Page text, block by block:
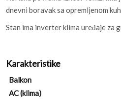
dnevni boravak sa opremljenom
Stan ima inverter klima uređaje za
Karakteristike
Balkon
AC (klima)